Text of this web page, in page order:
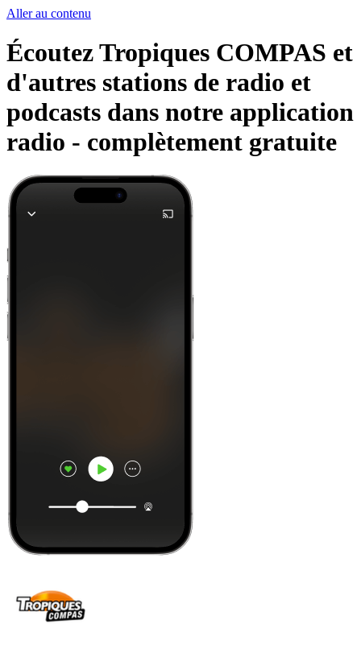
Aller au contenu
Écoutez Tropiques COMPAS et
d'autres stations de radio et
podcasts dans notre application
radio - complètement gratuite